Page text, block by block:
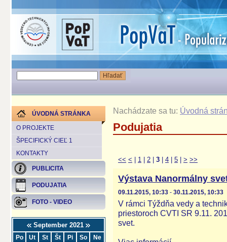
ÚVODNÁ STRÁNKA
O PROJEKTE
ŠPECIFICKÝ CIEĽ 1
KONTAKTY
PUBLICITA
PODUJATIA
FOTO - VIDEO
September 2021
Po Ut St Št Pi So
Ne
Nachádzate sa tu: Úvodná
Podujatia
<< < 1 2 3 4 5 > >>
Výstava Nanormálny
09.11.2015, 10:33 - 30.11.2015, 10:33
V rámci Týždňa vedy a
priestoroch CVTI SR 9.11.
svet.